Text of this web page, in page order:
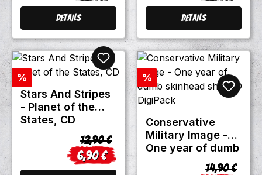
Details Details
Rabatt
%
Stars And Stripes
- Planet of the
States, CD
Verkaufspreis:
6,90 €
Regulärer Preis:
12,90 €
Rabatt
%
Conservative
Military Image -
One year of dumb
skinhead shit, CD
Regulärer
14,90 €